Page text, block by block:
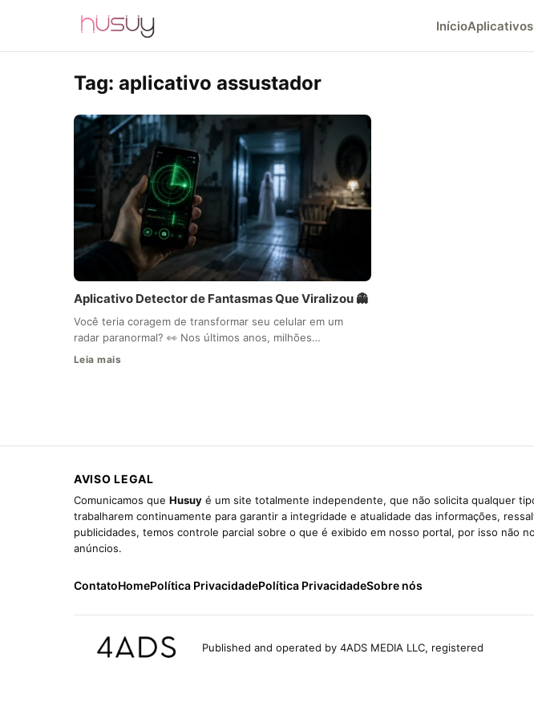
InícioAplicativos
Tag: aplicativo assustador
Aplicativo Detector de Fantasmas Que Viralizou 👻
Você teria coragem de transformar seu celular em um
radar paranormal? 👀 Nos últimos anos, milhões…
Leia mais
AVISO LEGAL
Comunicamos que Husuy é um site totalmente independente, que não solicita qualquer
trabalharem continuamente para garantir a integridade e atualidade das informações,
publicidades, temos controle parcial sobre o que é exibido em nosso portal, por isso não
anúncios.
ContatoHomePolítica PrivacidadePolítica PrivacidadeSobre nós
Published and operated by 4ADS MEDIA LLC, registered